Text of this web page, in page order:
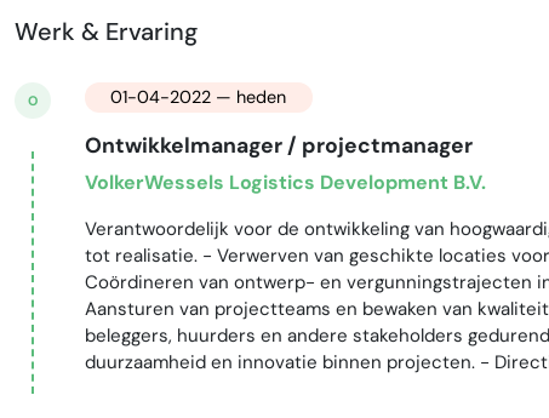
Werk & Ervaring
O 01-04-2022 — heden
Ontwikkelmanager / projectmanager
VolkerWessels Logistics Development B.V.
Verantwoordelijk voor de ontwikkeling van
tot realisatie. - Verwerven van geschikte locaties
Coördineren van ontwerp- en vergunningstrajecten
Aansturen van projectteams en bewaken van
beleggers, huurders en andere stakeholders
duurzaamheid en innovatie binnen projecten. -